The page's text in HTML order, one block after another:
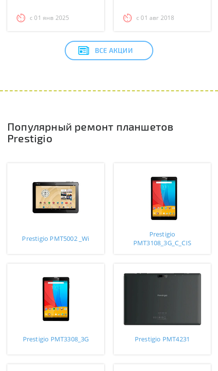
с 01 янв 2025 с 01 авг 2018
ВСЕ АКЦИИ
Популярный ремонт планшетов
Prestigio
Prestigio PMT5002 _Wi
Prestigio
PMT3108_3G_C_CIS
Prestigio PMT3308_3G Prestigio PMT4231